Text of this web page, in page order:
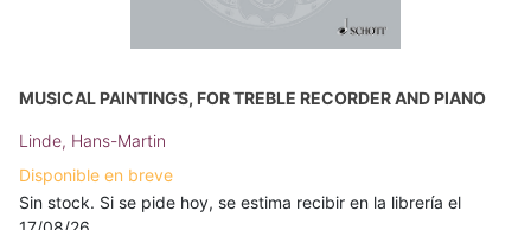
MUSICAL PAINTINGS, FOR TREBLE RECORDER AND PIANO
Linde, Hans-Martin
Disponible en breve
Sin stock. Si se pide hoy, se estima recibir en la librería el